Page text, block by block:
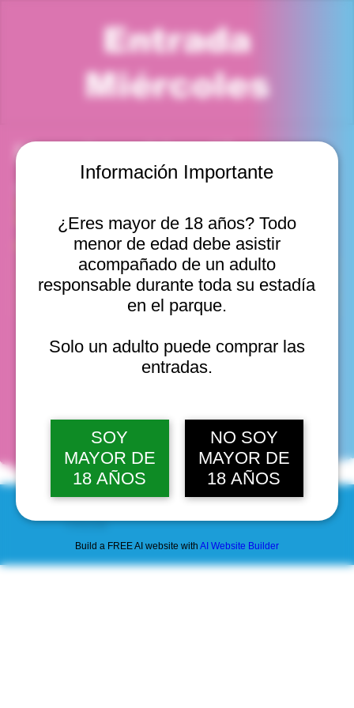
Información Importante
¿Eres mayor de 18 años? Todo
menor de edad debe asistir
acompañado de un adulto
responsable durante toda su estadía
en el parque.
Solo un adulto puede comprar las
entradas.
SOY
MAYOR DE
18 AÑOS
NO SOY
MAYOR DE
18 AÑOS
Build a FREE AI website with AI Website Builder
Entrada
Miércoles
Horario y ubicación
Valparaíso, Chile
Otras fechas
mié, 12 ago, 10:00 a. m.
mié, 12 ago, 11:00 a. m.
mié, 12 ago, 12:00 p. m.
Ver 20
fechas